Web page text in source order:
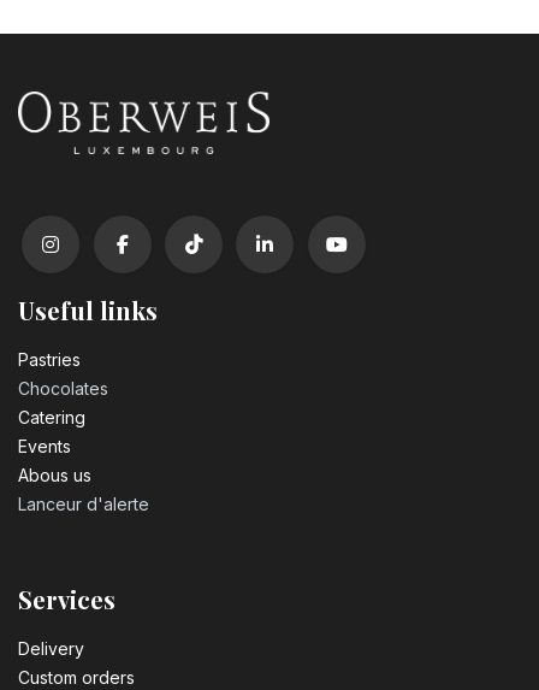
Useful links
Pastrie​s
Chocolates
Catering
Events
Abous us
Lanceur d'alerte
Services
Delivery
Custom orders